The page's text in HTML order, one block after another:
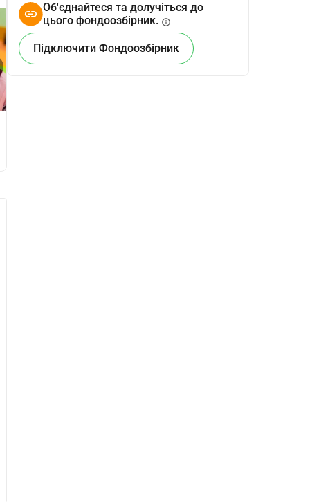
Об'єднайтеся та долучіться до
цього фондоозбірник. info
Підключити Фондоозбірник